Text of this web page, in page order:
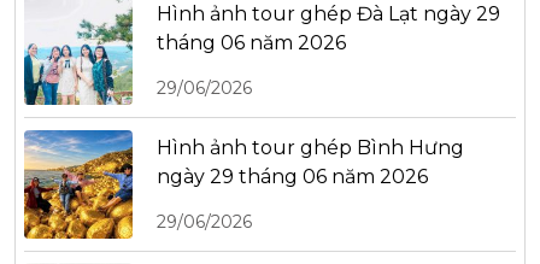
Hình ảnh tour ghép Đà Lạt ngày 29
tháng 06 năm 2026
29/06/2026
Hình ảnh tour ghép Bình Hưng
ngày 29 tháng 06 năm 2026
29/06/2026